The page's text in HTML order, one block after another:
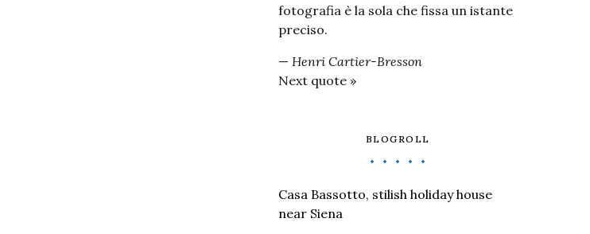
fotografia è la sola che fissa un istante
preciso.
— Henri Cartier-Bresson
Next quote »
BLOGROLL
Casa Bassotto, stilish holiday house
near Siena